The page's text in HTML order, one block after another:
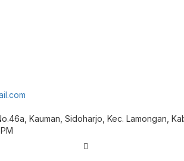
Kauman, Sidoharjo, Kec. Lamongan,